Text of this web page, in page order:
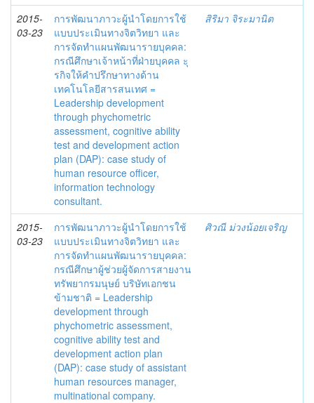
2015-
03-23
การพัฒนาภาวะผู้นำโดยการใช้
แบบประเมินทางจิตวิทยา และ
การจัดทำแผนพัฒนารายบุคคล:
กรณีศึกษาเจ้าหน้าที่ฝ่ายบุคคล ะุ
รกิจให้คำปรึกษาทางด้าน
เทคโนโลยีสารสนเทศ =
Leadership development
through phychometric
assessment, cognitive ability
test and development action
plan (DAP): case study of
human resource officer,
information technology
consultant.
สิริมา จิระมานิต
2015-
03-23
การพัฒนาภาวะผู้นำโดยการใช้
แบบประเมินทางจิตวิทยา และ
การจัดทำแผนพัฒนารายบุคคล:
กรณีศึกษาผู้ช่วยผู้จัดการสายงาน
ทรัพยากรมนุษย์ บริษัทเอกชน
ข้ามชาติ = Leadership
development through
phychometric assessment,
cognitive ability test and
development action plan
(DAP): case study of assistant
human resources manager,
multinational company.
ศิวณี ม่วงน้อยเจริญ